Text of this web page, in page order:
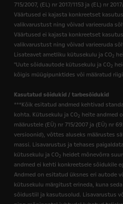
715/2007, (EL) nr 2017/1153 ja (EL) nr
Väärtused ei kajasta konkreetset
valikvarustust ning võivad varieeruda
Väärtused ei kajasta konkreetset
valikvarustust ning võivad varieeruda
Lisateavet ametliku kütusekulu ja CO2
"Uute sõiduautode kütusekulu ja CO2
kõigis müügipunktides või määratud
Kasutatud sõidukid / tarbesõidukid
***Kõik esitatud andmed kehtivad
kohta. Kütusekulu ja CO2 heite andmed
määrustele (EÜ) nr 715/2007 ja (EÜ) nr
versioonid), võttes aluseks määrustes
massi. Lisavarustus ja tehases
kütusekulu ja CO2 heidet mõnevõrra
andmed ei kehti konkreetsele sõidukile
Andmed on esitatud üksnes eri autode
kütusekulu märgitust erineda, kuna
sõidustiil ja kasutusolud. Lisavarustus